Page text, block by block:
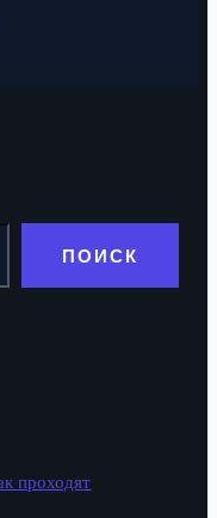
ПОИСК
проходят